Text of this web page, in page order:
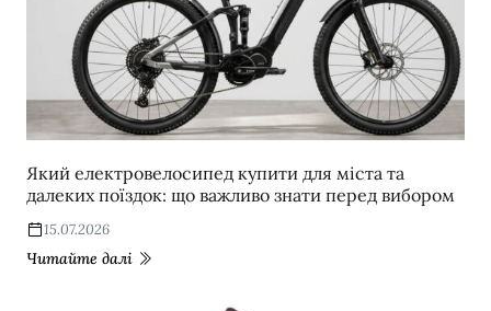
Який електровелосипед купити для міста та
далеких поїздок: що важливо знати перед вибором
15.07.2026
Читайте далі